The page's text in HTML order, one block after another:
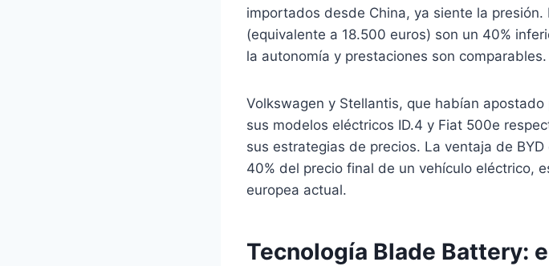
importados desde China, ya siente la
(equivalente a 18.500 euros) son un 40%
la autonomía y prestaciones son comparables.
Volkswagen y Stellantis, que habían
sus modelos eléctricos ID.4 y Fiat 500e
sus estrategias de precios. La ventaja de
40% del precio final de un vehículo eléctrico,
europea actual.
Tecnología Blade Battery: